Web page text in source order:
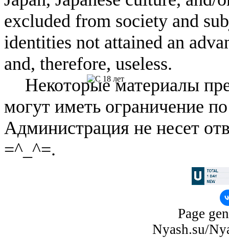
excluded from society and
identities not attained an
and, therefore, useless.
Некоторые материалы
могут иметь ограничение
Администрация не несет
=^_^=.
Page
Nyash.su/